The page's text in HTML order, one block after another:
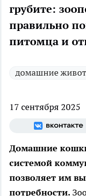
грубите:
правильно
питомца и
домашние
17 сентября 2025
Домашние
системой
позволяет им
потребности.